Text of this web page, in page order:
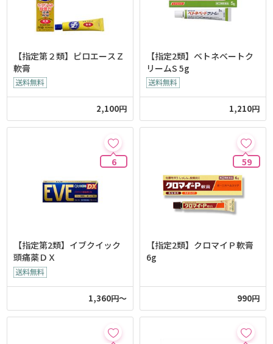
【指定第２類】ピロエースＺ
軟膏
2,100円
【指定2類】ベトネベートク
リームS 5g
1,210円
6
【指定第2類】イブクイック
頭痛薬ＤＸ
1,360円～
59
【指定2類】クロマイＰ軟膏
6g
990円